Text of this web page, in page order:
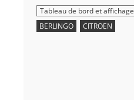
Tableau de bord et affichage
BERLINGO
CITROEN